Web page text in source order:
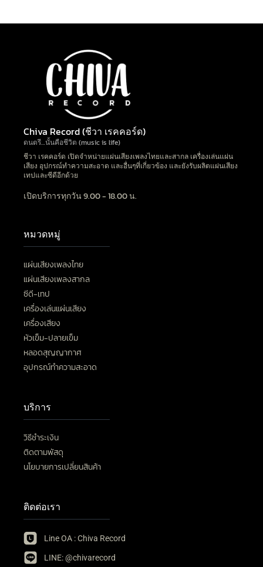
Chiva Record (ชีวา เรคคอร์ด)
ดนตรี…นั้นคือชีวิต (music is life)
ชีวา เรคคอร์ด เปิดจำหน่ายแผ่นเสียงเพลงไทยและสากล เครื่องเล่นแผ่น
เสียง อุปกรณ์ทำความสะอาด และอื่นๆที่เกี่ยวข้อง และยังรับผลิตแผ่นเสียง
เทปและซีดีอีกด้วย
เปิดบริการทุกวัน 9.00 - 18.00 น.
หมวดหมู่
แผ่นเสียงเพลงไทย
แผ่นเสียงเพลงสากล
ซีดี-เทป
เครื่องเล่นแผ่นเสียง
เครื่องเสียง
หัวเข็ม-ปลายเข็ม
หลอดสุญญากาศ
อุปกรณ์ทำความสะอาด
บริการ
วิธีชำระเงิน
ติดตามพัสดุ
นโยบายการเปลี่ยนสินค้า
ติดต่อเรา
Line OA : Chiva Record
LINE: @chivarecord